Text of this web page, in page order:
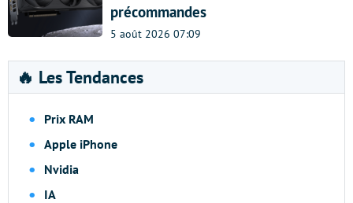
précommandes
5 août 2026 07:09
🔥 Les Tendances
Prix RAM
Apple iPhone
Nvidia
IA